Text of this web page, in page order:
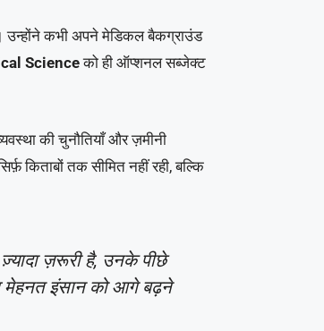
कभी अपने मेडिकल बैकग्राउंड
Scienceको ही ऑप्शनल सब्जेक्ट
की चुनौतियाँ और ज़मीनी
किताबों तक सीमित नहीं रही, बल्कि
ज़रूरी है, उनके पीछे
मेहनत इंसान को आगे बढ़ने